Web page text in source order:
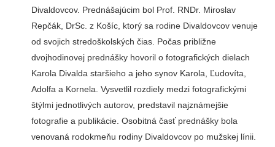
Divaldovcov. Prednášajúcim bol Prof. RNDr. Miroslav
Repčák, DrSc. z Košíc, ktorý sa rodine Divaldovcov venuje
od svojich stredoškolských čias. Počas približne
dvojhodinovej prednášky hovoril o fotografických dielach
Karola Divalda staršieho a jeho synov Karola, Ľudovíta,
Adolfa a Kornela. Vysvetlil rozdiely medzi fotografickými
štýlmi jednotlivých autorov, predstavil najznámejšie
fotografie a publikácie. Osobitná časť prednášky bola
venovaná rodokmeňu rodiny Divaldovcov po mužskej línii.